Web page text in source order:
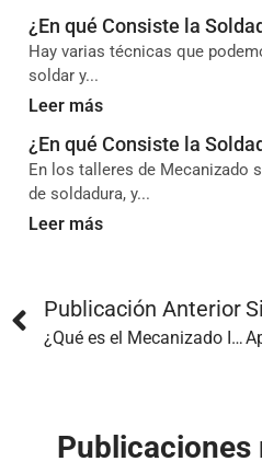
¿En qué Consiste la
Hay varias técnicas que
soldar y...
Leer más
¿En qué Consiste la
En los talleres de Mecanizado
de soldadura, y...
Leer más
Publicación Anterior
¿Qué es el Mecanizado Industrial y en Qué Consiste?
Publicaciones